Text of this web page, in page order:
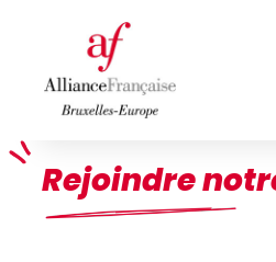
contenu
Rejoindre